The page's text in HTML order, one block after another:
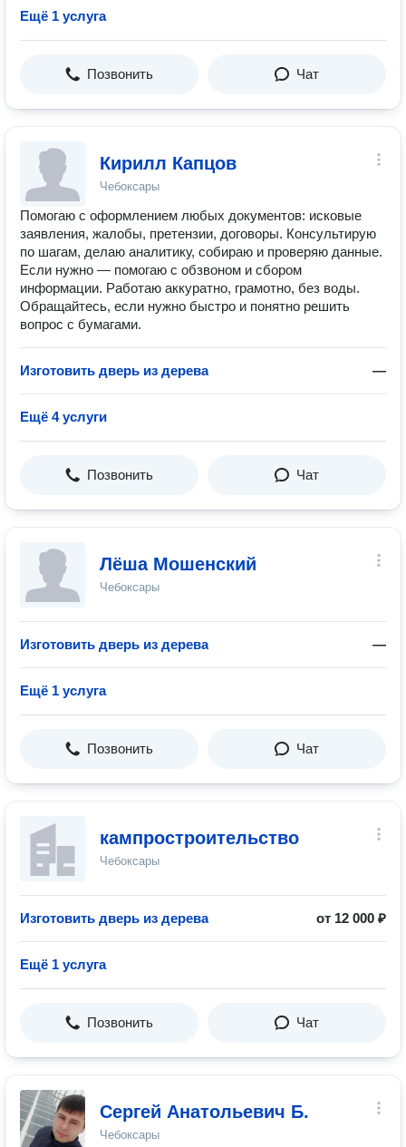
Ещё 1 услуга
Позвонить Чат
Кирилл Капцов
Чебоксары
Помогаю с оформлением любых документов: исковые
заявления, жалобы, претензии, договоры. Консультирую
по шагам, делаю аналитику, собираю и проверяю данные.
Если нужно — помогаю с обзвоном и сбором
информации. Работаю аккуратно, грамотно, без воды.
Обращайтесь, если нужно быстро и понятно решить
вопрос с бумагами.
Изготовить дверь из дерева —
Ещё 4 услуги
Позвонить Чат
Лёша Мошенский
Чебоксары
Изготовить дверь из дерева —
Ещё 1 услуга
Позвонить Чат
кампростроительство
Чебоксары
Изготовить дверь из дерева от 12 000 ₽
Ещё 1 услуга
Позвонить Чат
Сергей Анатольевич Б.
Чебоксары